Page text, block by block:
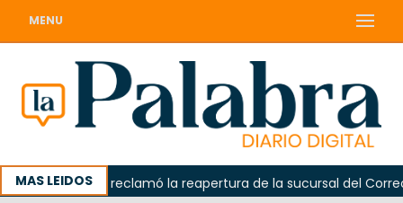
MENU
MAS LEIDOS
Odarda reclamó la reapertura de la sucursal del Correo